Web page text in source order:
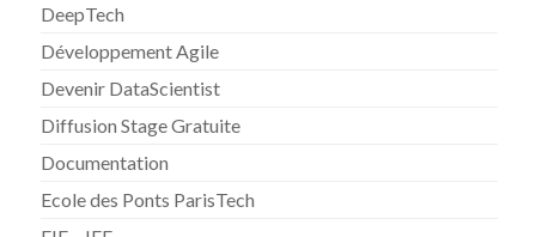
DeepTech
Développement Agile
Devenir DataScientist
Diffusion Stage Gratuite
Documentation
Ecole des Ponts ParisTech